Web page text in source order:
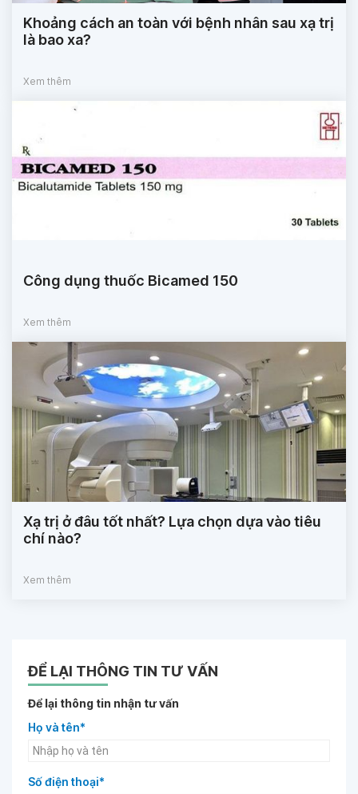
Khoảng cách an toàn với bệnh nhân sau xạ trị
là bao xa?
Xem thêm
Công dụng thuốc Bicamed 150
Xem thêm
Xạ trị ở đâu tốt nhất? Lựa chọn dựa vào tiêu
chí nào?
Xem thêm
ĐỂ LẠI THÔNG TIN TƯ VẤN
Để lại thông tin nhận tư vấn
Họ và tên*
Số điện thoại*